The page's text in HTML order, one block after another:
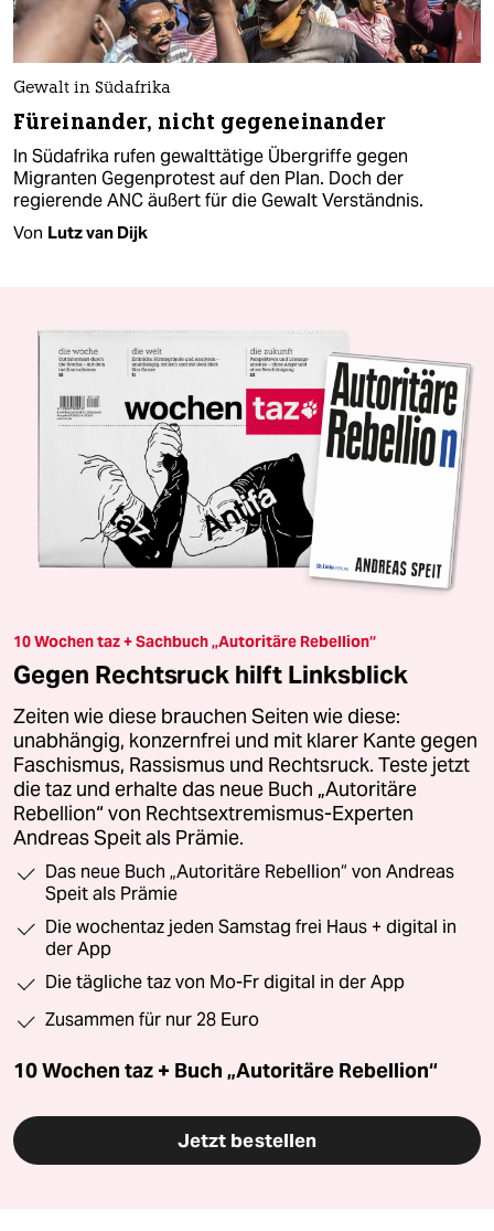
Gewalt in Südafrika
Füreinander, nicht gegeneinander
In Südafrika rufen gewalttätige Übergriffe gegen
Migranten Gegenprotest auf den Plan. Doch der
regierende ANC äußert für die Gewalt Verständnis.
Von Lutz van Dijk
10 Wochen taz + Sachbuch „Autoritäre Rebellion“
Gegen Rechtsruck hilft Linksblick
Zeiten wie diese brauchen Seiten wie diese:
unabhängig, konzernfrei und mit klarer Kante gegen
Faschismus, Rassismus und Rechtsruck. Teste jetzt
die taz und erhalte das neue Buch „Autoritäre
Rebellion“ von Rechtsextremismus-Experten
Andreas Speit als Prämie.
Das neue Buch „Autoritäre Rebellion“ von Andreas
Speit als Prämie
Die wochentaz jeden Samstag frei Haus + digital in
der App
Die tägliche taz von Mo-Fr digital in der App
Zusammen für nur 28 Euro
10 Wochen taz + Buch „Autoritäre Rebellion“
Jetzt bestellen